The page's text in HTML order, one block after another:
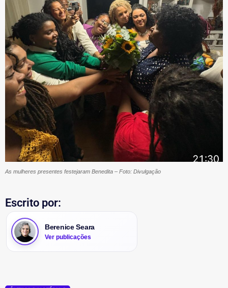
As mulheres presentes festejaram Benedita – Foto: Divulgação
Escrito por:
Berenice Seara
Ver publicações